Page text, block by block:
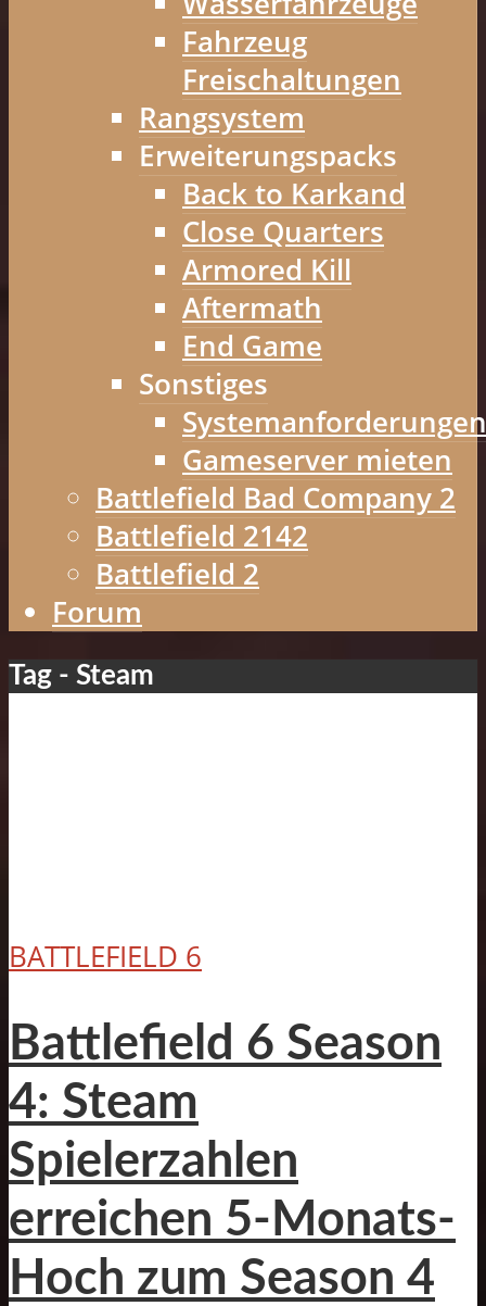
Fahrzeug
Freischaltungen
Rangsystem
Erweiterungspacks
Back to Karkand
Close Quarters
Armored Kill
Aftermath
End Game
Sonstiges
Systemanforderungen
Gameserver mieten
Battlefield Bad Company 2
Battlefield 2142
Battlefield 2
Forum
Tag - Steam
BATTLEFIELD 6
Battlefield 6 Season
4: Steam
Spielerzahlen
erreichen 5-Monats-
Hoch zum Season 4